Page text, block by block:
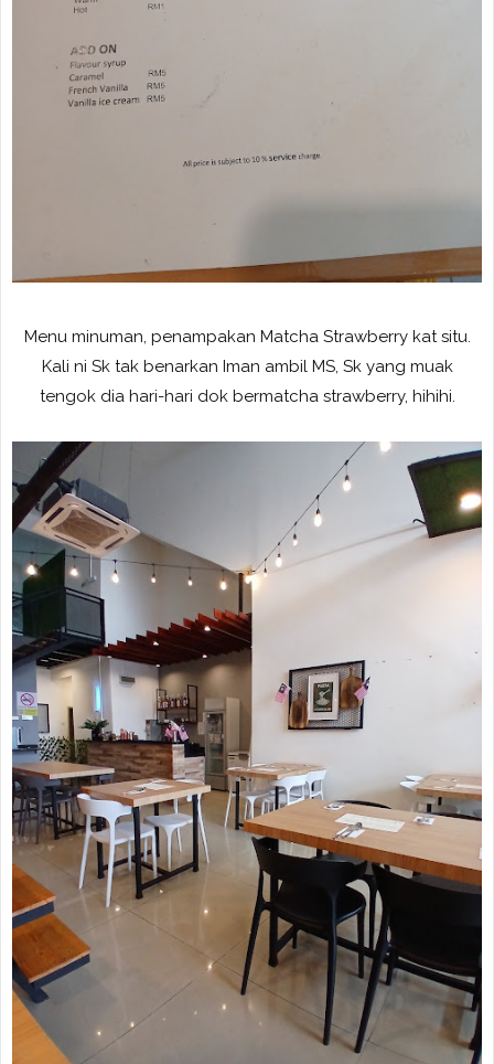
Menu minuman, penampakan Matcha Strawberry kat situ.
Kali ni Sk tak benarkan Iman ambil MS, Sk yang muak
tengok dia hari-hari dok bermatcha strawberry, hihihi.